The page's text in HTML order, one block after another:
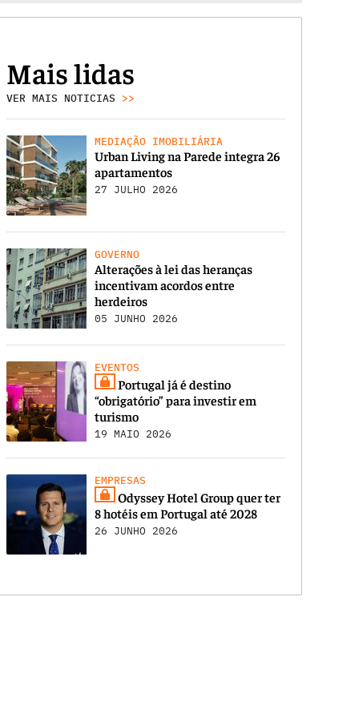
Mais lidas
VER MAIS NOTICIAS >>
MEDIAÇÃO IMOBILIÁRIA
Urban Living na Parede integra 26
apartamentos
27 JULHO 2026
GOVERNO
Alterações à lei das heranças
incentivam acordos entre
herdeiros
05 JUNHO 2026
EVENTOS
Portugal já é destino
“obrigatório” para investir em
turismo
19 MAIO 2026
EMPRESAS
Odyssey Hotel Group quer ter
8 hotéis em Portugal até 2028
26 JUNHO 2026